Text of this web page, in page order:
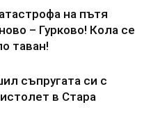
на пътя
– Гурково! Кола се
таван!
съпругата си с
в Стара